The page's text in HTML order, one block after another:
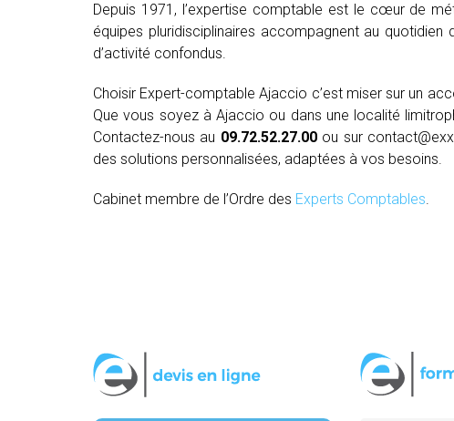
Depuis 1971, l’expertise comptable est le cœur de
équipes pluridisciplinaires accompagnent au
d’activité confondus.
Choisir Expert-comptable Ajaccio c’est miser sur un
Que vous soyez à Ajaccio ou dans une localité
Contactez-nous au 09.72.52.27.00ou sur
des solutions personnalisées, adaptées à vos besoins.
Cabinet membre de l’Ordre des Experts Comptables.